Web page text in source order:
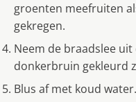
groenten meefruiten
gekregen.
Neem de braadslee
donkerbruin gekleurd
Blus af met koud water.